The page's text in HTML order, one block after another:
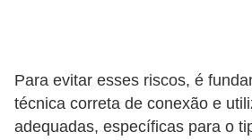
Para evitar esses riscos, é
técnica correta de conexão e
adequadas, específicas para o
p
a
r